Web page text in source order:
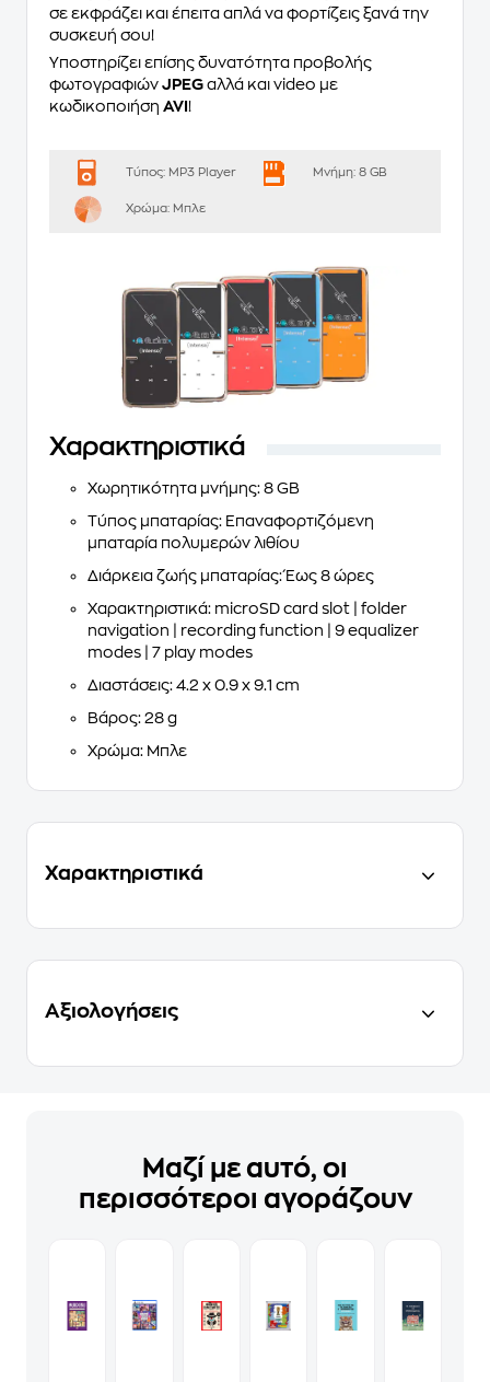
σε εκφράζει και έπειτα απλά να φορτίζεις ξανά την
συσκευή σου!
Υποστηρίζει επίσης δυνατότητα προβολής
φωτογραφιών JPEG αλλά και video με
κωδικοποιήση AVI !
Τύπος: MP3 Player Μνήμη: 8 GB
Χρώμα: Μπλε
Χαρακτηριστικά
Χωρητικότητα μνήμης: 8 GB
Τύπος μπαταρίας: Επαναφορτιζόμενη
μπαταρία πολυμερών λιθίου
Διάρκεια ζωής μπαταρίας: Έως 8 ώρες
Χαρακτηριστικά: microSD card slot | folder
navigation | recording function | 9 equalizer
modes | 7 play modes
Διαστάσεις: 4.2 x 0.9 x 9.1 cm
Βάρος: 28 g
Χρώμα: Μπλε
Χαρακτηριστικά
Αξιολογήσεις
Μαζί με αυτό, οι
περισσότεροι αγοράζουν